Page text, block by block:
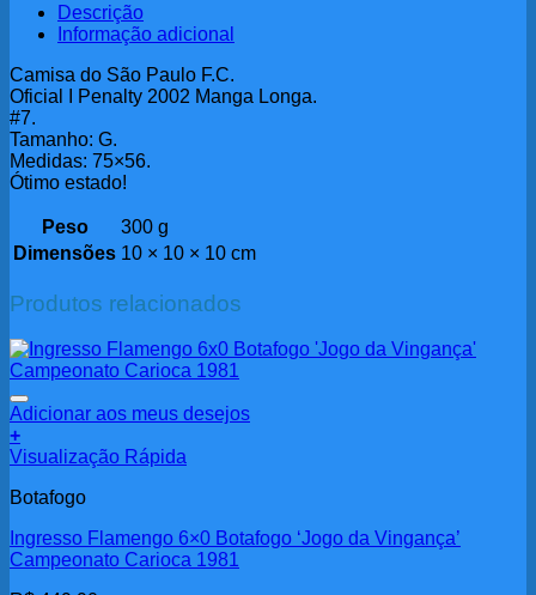
Descrição
Informação adicional
Camisa do São Paulo F.C.
Oficial I Penalty 2002 Manga Longa.
#7.
Tamanho: G.
Medidas: 75×56.
Ótimo estado!
Peso
300 g
Dimensões 10 × 10 × 10 cm
Produtos relacionados
Adicionar aos meus desejos
+
Visualização Rápida
Botafogo
Ingresso Flamengo 6×0 Botafogo ‘Jogo da Vingança’
Campeonato Carioca 1981